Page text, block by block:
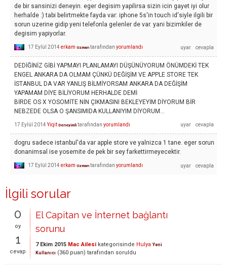
de bir sansinizi deneyin. eger degisim yapilirsa sizin icin gayet iyi olur
herhalde :) tabi belirtmekte fayda var: iphone 5s'in touch id'siyle ilgili bir
sorun uzerine gidip yeni telefonla gelenler de var. yani bizimkiler de
degisim yapiyorlar.
17 Eylül 2014 erkam Uzman tarafından yorumlandı
DEDİĞİNİZ GİBİ YAPMAYI PLANLAMAYI DÜŞÜNÜYORUM ÖNÜMDEKİ TEK
ENGEL ANKARA DA OLMAM ÇÜNKÜ DEĞİŞİM VE APPLE STORE TEK
İSTANBUL DA VAR YANLIŞ BİLMİYORSAM ANKARA DA DEĞİŞİM
YAPAMAM DİYE BİLİYORUM HERHALDE DEMİ
BİRDE OS X YOSOMİTE NİN ÇIKMASINI BEKLEYEYİM DİYORUM BİR
NEBZEDE OLSA O ŞANSIMIDA KULLANIYIM DİYORUM...
17 Eylül 2014 Yiqit Deneyimli tarafından yorumlandı
dogru sadece istanbul'da var apple store ve yalnizca 1 tane. eger sorun
donanimsal ise yosemite de pek bir sey farkettirmeyecektir.
17 Eylül 2014 erkam Uzman tarafından yorumlandı
İlgili sorular
0
oy
1
cevap
El Capitan ve İnternet bağlantı
sorunu
7 Ekim 2015 Mac Ailesi kategorisinde Hulya Yeni
Kullanıcı (360 puan) tarafından soruldu